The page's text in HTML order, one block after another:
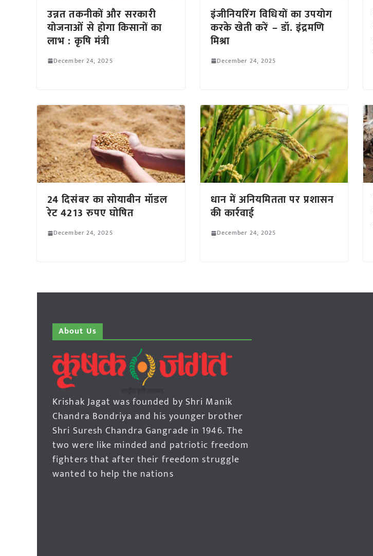
उन्नत तकनीकों और सरकारी
योजनाओं से होगा किसानों का
लाभ : कृषि मंत्री
December 24, 2025
इंजीनियरिंग विधियों का उपयोग
करके खेती करें – डॉ. इंद्रमणि
मिश्रा
December 24, 2025
24 दिसंबर का सोयाबीन मॉडल
रेट 4213 रुपए घोषित
December 24, 2025
धान में अनियमितता पर प्रशासन
की कार्रवाई
December 24, 2025
About Us
Krishak Jagat was founded by Shri Manik
Chandra Bondriya and his younger brother
Shri Suresh Chandra Gangrade in 1946. The
two were like minded and patriotic freedom
fighters that after their freedom struggle
wanted to help the nations